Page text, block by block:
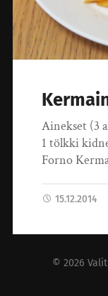
Ainekset (3
1 tölkki
Forno
15.12.2014
© 2026